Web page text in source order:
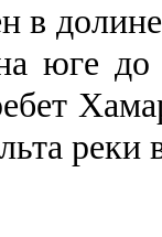
в
юге до